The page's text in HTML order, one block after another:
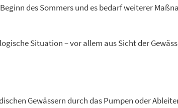
des Sommers und es bedarf weiterer
Situation – vor allem aus Sicht der
Gewässern durch das Pumpen oder